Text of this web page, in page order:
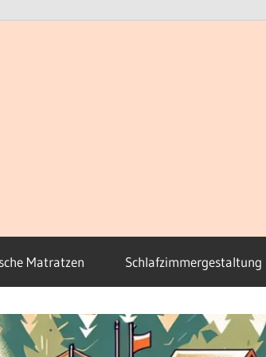
Matratzen Schlafzimmergestaltung